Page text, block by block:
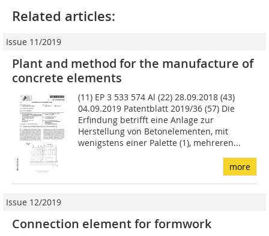
Related articles:
Issue 11/2019
Plant and method for the manufacture of
concrete elements
(11) EP 3 533 574 Al (22) 28.09.2018 (43)
04.09.2019 Patentblatt 2019/36 (57) Die
Erfindung betrifft eine Anlage zur
Herstellung von Betonelementen, mit
wenigstens einer Palette (1), mehreren...
more
Issue 12/2019
Connection element for formwork